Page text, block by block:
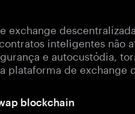
inteligentes não
e autocustódia,
plataforma de exchange
blockchain